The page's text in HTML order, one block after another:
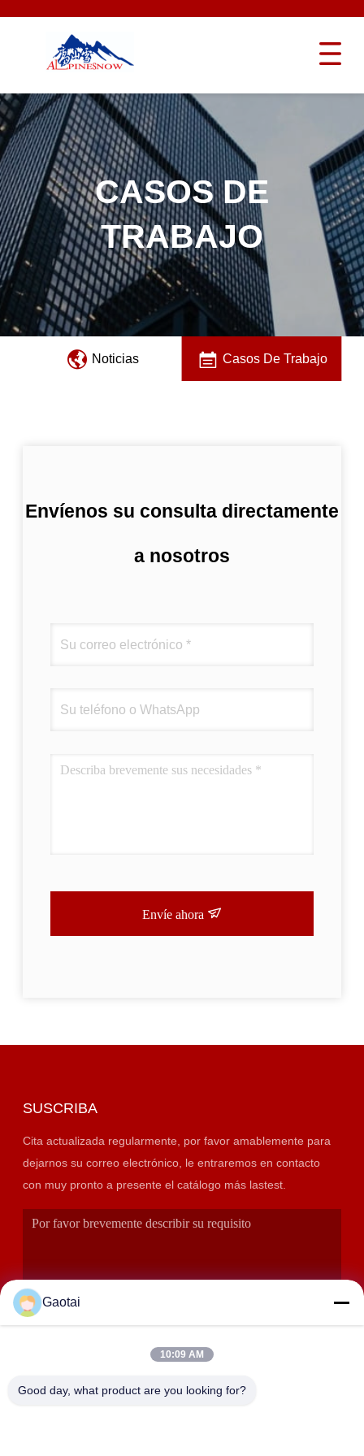
CASOS DE
TRABAJO
Noticias Casos De Trabajo
Envíenos su consulta directamente
a nosotros
Envíe ahora
SUSCRIBA
Cita actualizada regularmente, por favor amablemente para
dejarnos su correo electrónico, le entraremos en contacto
con muy pronto a presente el catálogo más lastest.
Gaotai
10:09 AM
Good day, what product are you looking for?